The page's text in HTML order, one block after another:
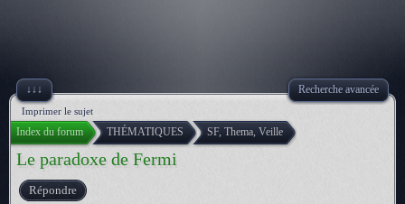
↓↓↓ Recherche avancée
Imprimer le sujet
Index du forum THÉMATIQUES SF, Thema, Veille
Le paradoxe de Fermi
Répondre